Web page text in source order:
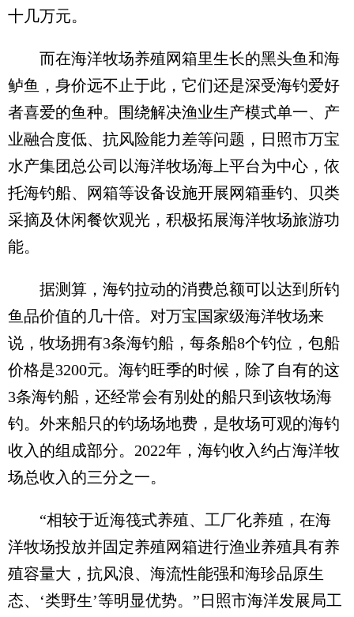
十几万元。
而在海洋牧场养殖网箱里生长的黑头鱼和海
鲈鱼，身价远不止于此，它们还是深受海钓爱好
者喜爱的鱼种。围绕解决渔业生产模式单一、产
业融合度低、抗风险能力差等问题，日照市万宝
水产集团总公司以海洋牧场海上平台为中心，依
托海钓船、网箱等设备设施开展网箱垂钓、贝类
采摘及休闲餐饮观光，积极拓展海洋牧场旅游功
能。
据测算，海钓拉动的消费总额可以达到所钓
鱼品价值的几十倍。对万宝国家级海洋牧场来
说，牧场拥有3条海钓船，每条船8个钓位，包船
价格是3200元。海钓旺季的时候，除了自有的这
3条海钓船，还经常会有别处的船只到该牧场海
钓。外来船只的钓场场地费，是牧场可观的海钓
收入的组成部分。2022年，海钓收入约占海洋牧
场总收入的三分之一。
“相较于近海筏式养殖、工厂化养殖，在海
洋牧场投放并固定养殖网箱进行渔业养殖具有养
殖容量大，抗风浪、海流性能强和海珍品原生
态、‘类野生’等明显优势。”日照市海洋发展局工